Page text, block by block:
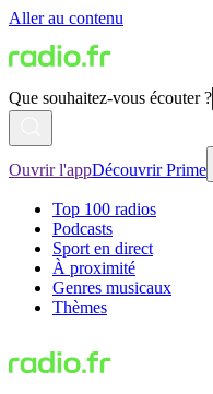
Aller au contenu
Que souhaitez-vous écouter ?
Ouvrir l'appDécouvrir Prime
Top 100 radios
Podcasts
Sport en direct
À proximité
Genres musicaux
Thèmes